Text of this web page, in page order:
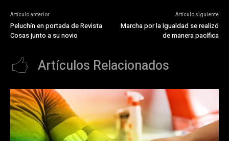
Artículo anterior
Peluchín en portada de Revista
Cosas junto a su novio
Artículo siguiente
Marcha por la Igualdad se realizó
de manera pacífica
Artículos Relacionados